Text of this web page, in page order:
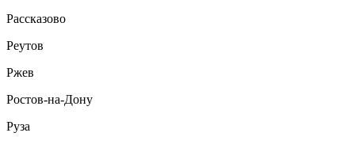
Рассказово
Реутов
Ржев
Ростов-на-Дону
Руза